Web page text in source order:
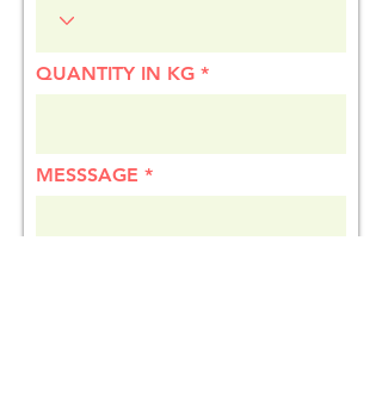
QUANTITY IN KG
MESSSAGE